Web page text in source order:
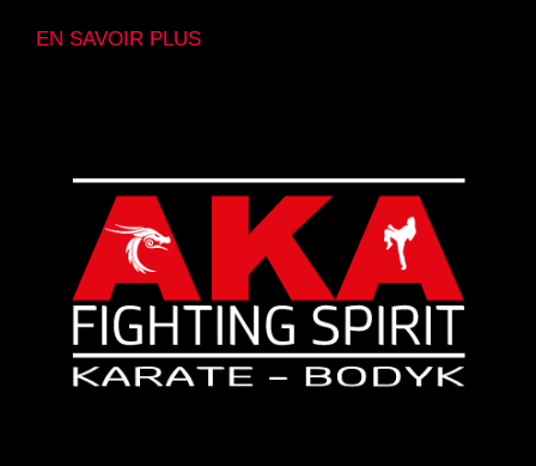
EN SAVOIR PLUS